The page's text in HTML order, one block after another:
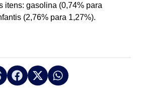
itens: gasolina (0,74% para
(2,76% para 1,27%).